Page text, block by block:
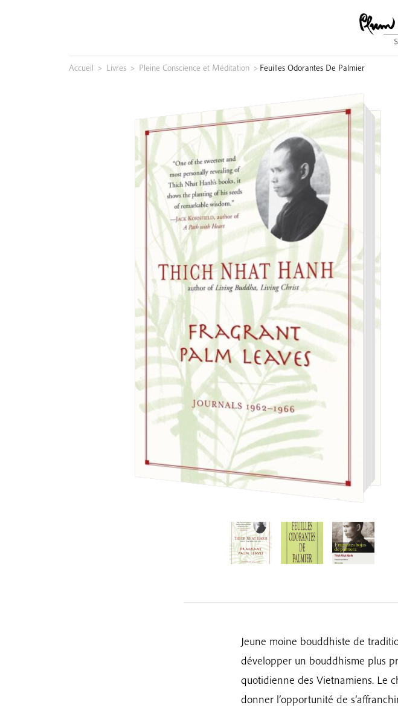
Accueil > Livres > Pleine Conscience et Méditation > Feuilles Odorantes De Palmier
Jeune moine bouddhiste de
développer un bouddhisme plus
quotidienne des Vietnamiens. Le
donner l’opportunité de